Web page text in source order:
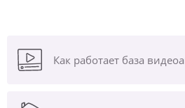
Как работает база